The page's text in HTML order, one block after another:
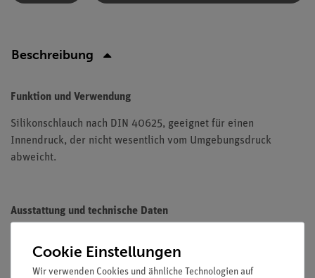
Beschreibung
Funktion und Verwendung
Silikonschlauch nach DIN 40625, geeignet für einen
Innendruck, der nicht wesentlich vom Umgebungsdruck
abweicht.
Ausstattung und technische Daten
Transparent
Temperaturbeständig im Bereich von -60 ... +200 °C
Cookie Einstellungen
Wir verwenden Cookies und ähnliche Technologien auf